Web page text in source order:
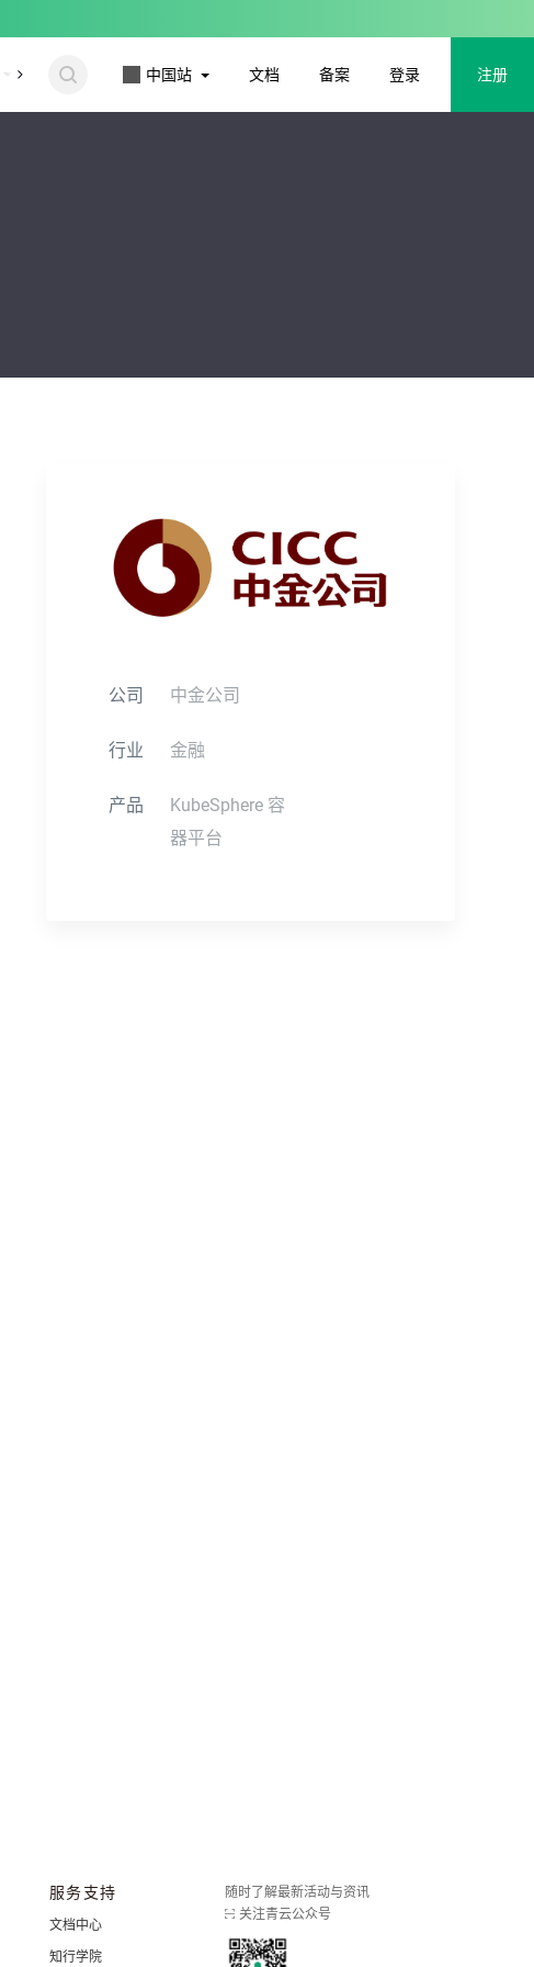
更多 中国站 文档 备案 登录 注册
公司 中金公司
行业 金融
产品
KubeSphere 容
器平台
服务支持
文档中心
知行学院
随时了解最新活动与资讯
关注青云公众号